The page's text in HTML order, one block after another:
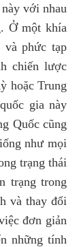
với nhau
Ở một khía
và phức tạp
chiến lược
hoặc Trung
gia này
Quốc cũng
như mọi
trạng thái
trạng trong
và thay đổi
đơn giản
những tính